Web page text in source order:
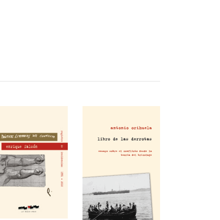
AÑADIR AL
CARRITO
CARRITO